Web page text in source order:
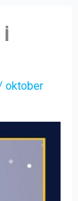
oktober